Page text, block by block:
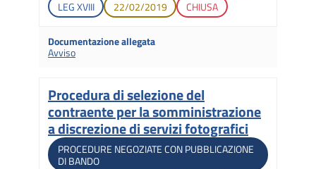
LEGXVIII 22/02/2019 CHIUSA
Documentazione allegata
Avviso
Titolo
Procedura di selezione del
contraente per la somministrazione
a discrezione di servizi fotografici
Tipologia di gara
PROCEDURE NEGOZIATE CON PUBBLICAZIONE
DI BANDO